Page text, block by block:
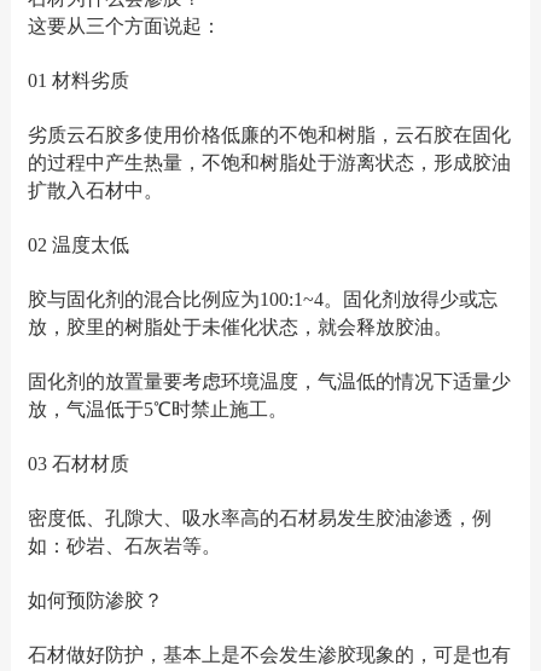
这要从三个方面说起：
01 材料劣质
劣质云石胶多使用价格低廉的不饱和树脂，云石胶在固化
的过程中产生热量，不饱和树脂处于游离状态，形成胶油
扩散入石材中。
02 温度太低
胶与固化剂的混合比例应为100:1~4。固化剂放得少或忘
放，胶里的树脂处于未催化状态，就会释放胶油。
固化剂的放置量要考虑环境温度，气温低的情况下适量少
放，气温低于5℃时禁止施工。
03 石材材质
密度低、孔隙大、吸水率高的石材易发生胶油渗透，例
如：砂岩、石灰岩等。
如何预防渗胶？
石材做好防护，基本上是不会发生渗胶现象的，可是也有